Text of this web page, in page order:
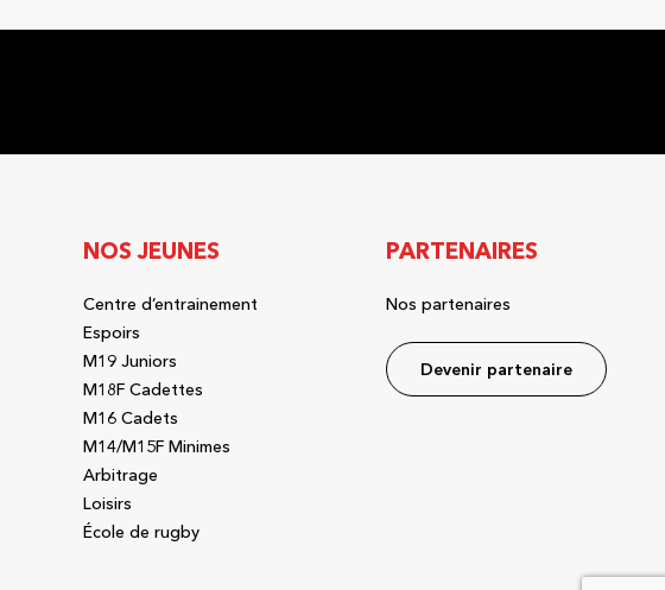
NOS JEUNES
Centre d’entrainement
Espoirs
M19 Juniors
M18F Cadettes
M16 Cadets
M14/M15F Minimes
Arbitrage
Loisirs
École de rugby
PARTENAIRES
Nos partenaires
Devenir partenaire